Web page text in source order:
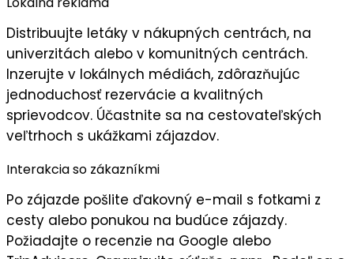
Distribuujte letáky v nákupných centrách, na
univerzitách alebo v komunitných centrách.
Inzerujte v lokálnych médiách, zdôrazňujúc
jednoduchosť rezervácie a kvalitných
sprievodcov. Účastnite sa na cestovateľských
veľtrhoch s ukážkami zájazdov.
Interakcia so zákazníkmi
Po zájazde pošlite ďakovný e-mail s fotkami z
cesty alebo ponukou na budúce zájazdy.
Požiadajte o recenzie na Google alebo